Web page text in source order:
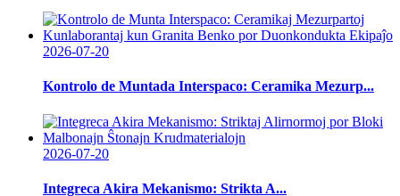
2026-07-20
Kontrolo de Muntada Interspaco: Ceramika Mezurp...
2026-07-20
Integreca Akira Mekanismo: Strikta A...